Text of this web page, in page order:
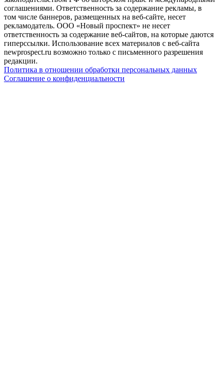
соглашениями. Ответственность за содержание рекламы, в
том числе баннеров, размещенных на веб-сайте, несет
рекламодатель. ООО «Новый проспект» не несет
ответственность за содержание веб-сайтов, на которые даются
гиперссылки. Использование всех материалов с веб-сайта
newprospect.ru возможно только с письменного разрешения
редакции.
Политика в отношении обработки персональных данных
Соглашение о конфиденциальности